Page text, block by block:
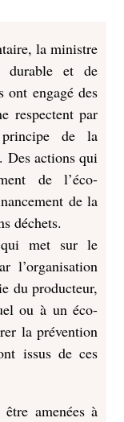
la ministre
durable et de
ont engagé des
respectent par
de la
Des actions qui
de l’éco-
de la
déchets.
qui met sur le
l’organisation
du producteur,
ou à un éco-
la prévention
issus de ces
amenées à